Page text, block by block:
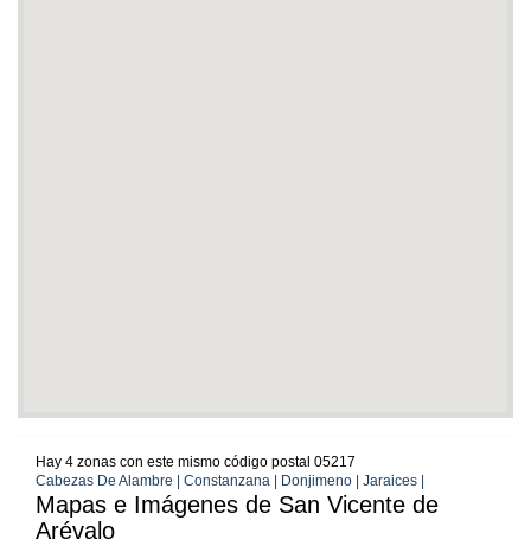
Hay 4 zonas con este mismo código postal 05217
Cabezas De Alambre | Constanzana | Donjimeno | Jaraices |
Mapas e Imágenes de San Vicente de
Arévalo